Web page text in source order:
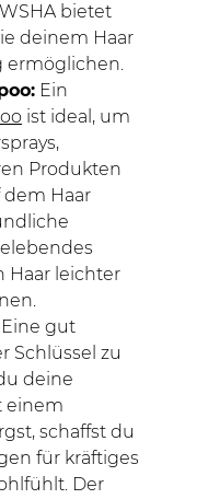
bietet
deinem Haar
ermöglichen.
Ein
ist ideal, um
Produkten
Haar
Haar leichter
Eine gut
Schlüssel zu
deine
einem
schaffst du
für kräftiges
Der